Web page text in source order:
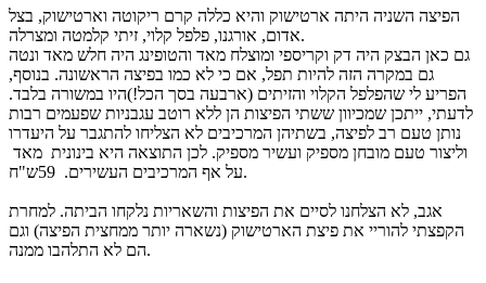
הפיצה השניה היתה ארטישוק והיא כללה קרם ריקוטה וארטישוק, בצל
אדום, אורגנו, פלפל קלוי, זיתי קלמטה ומצרלה.
גם כאן הבצק היה דק וקריספי ומוצלח מאד והטופינג היה חלש מאד ונטה
גם במקרה הזה להיות תפל, אם כי לא כמו בפיצה הראשונה. בנוסף,
הפריע לי שהפלפל הקלוי והזיתים (ארבעה בסך הכל!)היו במשורה בלבד.
לדעתי, ייתכן שמכיוון ששתי הפיצות הן ללא רוטב עגבניות שפעמים רבות
נותן טעם רב לפיצה, בשתיהן המרכיבים לא הצליחו להתגבר על היעדרו
וליצור טעם מובחן מספיק ועשיר מספיק. לכן התוצאה היא בינונית מאד
על אף המרכיבים העשירים. 59ש"ח.
אגב, לא הצלחנו לסיים את הפיצות והשאריות נלקחו הביתה. למחרת
הקפצתי להוריי את פיצת הארטישוק (נשארה יותר ממחצית הפיצה) וגם
הם לא התלהבו ממנה.